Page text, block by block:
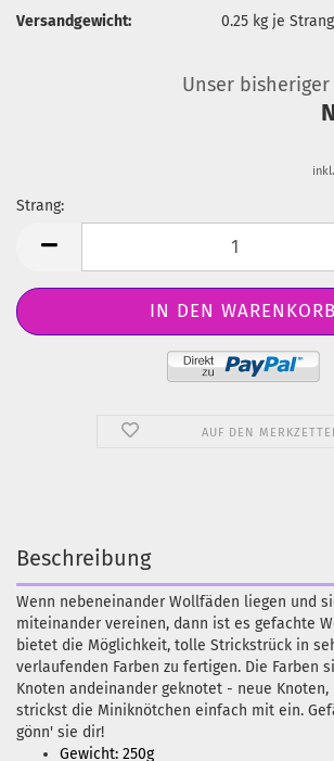
Versandgewicht:
0.25 kg je Strang
Unser bisheriger
Strang:
AUF DEN
Beschreibung
Wenn nebeneinander Wollfäden liegen und
miteinander vereinen, dann ist es gefachte
bietet die Möglichkeit, tolle Strickstrück in
verlaufenden Farben zu fertigen. Die Farben
Knoten andeinander geknotet - neue Knoten,
strickst die Miniknötchen einfach mit ein.
gönn' sie dir!
Gewicht: 250g